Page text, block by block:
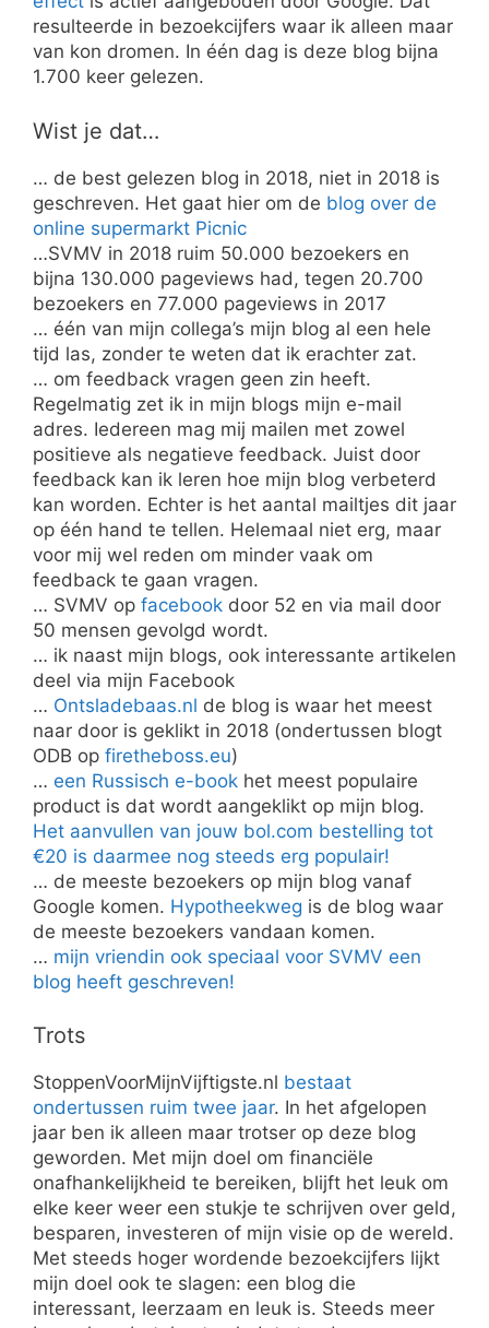
resulteerde in bezoekcijfers waar ik alleen maar
van kon dromen. In één dag is deze blog bijna
1.700 keer gelezen.
Wist je dat…
… de best gelezen blog in 2018, niet in 2018 is
geschreven. Het gaat hier om de blog over de
online supermarkt Picnic
…SVMV in 2018 ruim 50.000 bezoekers en
bijna 130.000 pageviews had, tegen 20.700
bezoekers en 77.000 pageviews in 2017
… één van mijn collega’s mijn blog al een hele
tijd las, zonder te weten dat ik erachter zat.
… om feedback vragen geen zin heeft.
Regelmatig zet ik in mijn blogs mijn e-mail
adres. Iedereen mag mij mailen met zowel
positieve als negatieve feedback. Juist door
feedback kan ik leren hoe mijn blog verbeterd
kan worden. Echter is het aantal mailtjes dit jaar
op één hand te tellen. Helemaal niet erg, maar
voor mij wel reden om minder vaak om
feedback te gaan vragen.
… SVMV op facebook door 52 en via mail door
50 mensen gevolgd wordt.
… ik naast mijn blogs, ook interessante artikelen
deel via mijn Facebook
… Ontsladebaas.nl de blog is waar het meest
naar door is geklikt in 2018 (ondertussen blogt
ODB op firetheboss.eu)
… een Russisch e-book het meest populaire
product is dat wordt aangeklikt op mijn blog.
Het aanvullen van jouw bol.com bestelling tot
€20 is daarmee nog steeds erg populair!
… de meeste bezoekers op mijn blog vanaf
Google komen. Hypotheekweg is de blog waar
de meeste bezoekers vandaan komen.
… mijn vriendin ook speciaal voor SVMV een
blog heeft geschreven!
Trots
StoppenVoorMijnVijftigste.nl bestaat
ondertussen ruim twee jaar. In het afgelopen
jaar ben ik alleen maar trotser op deze blog
geworden. Met mijn doel om financiële
onafhankelijkheid te bereiken, blijft het leuk om
elke keer weer een stukje te schrijven over geld,
besparen, investeren of mijn visie op de wereld.
Met steeds hoger wordende bezoekcijfers lijkt
mijn doel ook te slagen: een blog die
interessant, leerzaam en leuk is. Steeds meer